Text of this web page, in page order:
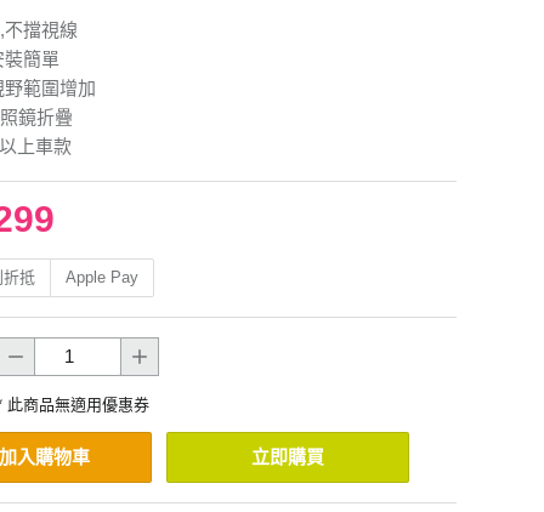
擋視線
簡單
範圍增加
鏡折疊
上車款
抵 Apple Pay
此商品無適用優惠券
加入購物車 立即購買